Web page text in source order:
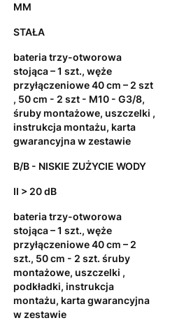
MM
STAŁA
bateria trzy-otworowa
stojąca – 1 szt., węże
przyłączeniowe 40 cm – 2 szt
, 50 cm - 2 szt - M10 - G3/8,
śruby montażowe, uszczelki ,
instrukcja montażu, karta
gwarancyjna w zestawie
B/B - NISKIE ZUŻYCIE WODY
II > 20 dB
bateria trzy-otworowa
stojąca – 1 szt., węże
przyłączeniowe 40 cm – 2
szt., 50 cm - 2 szt. śruby
montażowe, uszczelki ,
podkładki, instrukcja
montażu, karta gwarancyjna
w zestawie